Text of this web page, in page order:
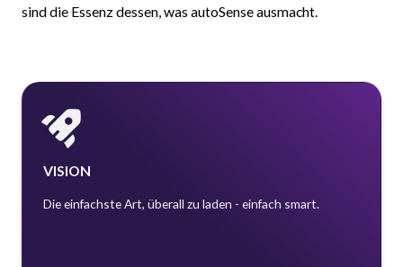
sind die Essenz dessen, was autoSense ausmacht.
VISION
Die einfachste Art, überall zu laden - einfach smart.